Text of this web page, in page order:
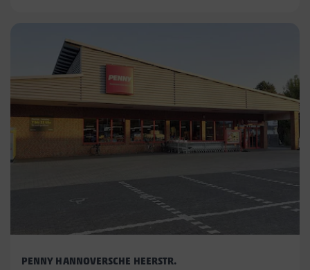
PENNY HANNOVERSCHE HEERSTR.